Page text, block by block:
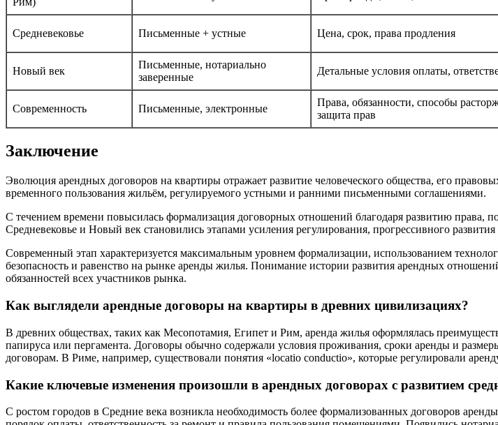
Средневековье Письменные + устные Цена, срок, права продления
Новый век
Письменные, нотариально
заверенные
Детальные условия оплаты,
Современность Письменные, электронные
Права, обязанности, способы
защита прав
Заключение
Эволюция арендных договоров на квартиры отражает развитие человеческого общества, его
временного пользования жильём, регулируемого устными и ранними письменными соглашениями.
С течением времени повысилась формализация договорных отношений благодаря развитию
Средневековье и Новый век становились этапами усиления регулирования, прогрессивного
Современный этап характеризуется максимальным уровнем формализации, использованием
безопасность и равенство на рынке аренды жилья. Понимание истории развития арендных
обязанностей всех участников рынка.
Как выглядели арендные договоры на квартиры в древних цивилизациях?
В древних обществах, таких как Месопотамия, Египет и Рим, аренда жилья оформлялась
папируса или пергамента. Договоры обычно содержали условия проживания, сроки аренды и
договорам. В Риме, например, существовали понятия «locatio conductio», которые регулировали
Какие ключевые изменения произошли в арендных договорах с развитием
С ростом городов в Средние века возникла необходимость более формализованных договоров